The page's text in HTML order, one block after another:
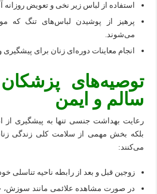
استفاده از لباس زیر نخی و تعویض روزانه
پرهیز از پوشیدن لباس‌های تنگ که
می‌شوند.
انجام معاینات دوره‌ای زنان برای
توصیه‌های
سالم و ایمن
رعایت بهداشت جنسی تنها به پیشگیری از
بلکه بخش مهمی از سلامت کلی زندگی
می‌کنند:
زوجین قبل و بعد از رابطه ناحیه تناسلی خود
در صورت مشاهده علائمی مانند سوزش،